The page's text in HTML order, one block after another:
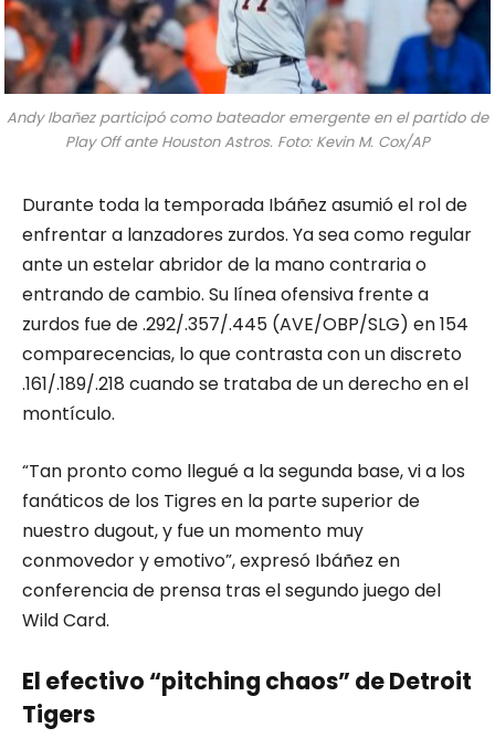
Andy Ibañez participó como bateador emergente en el partido de
Play Off ante Houston Astros. Foto: Kevin M. Cox/AP
Durante toda la temporada Ibáñez asumió el rol de
enfrentar a lanzadores zurdos. Ya sea como regular
ante un estelar abridor de la mano contraria o
entrando de cambio. Su línea ofensiva frente a
zurdos fue de .292/.357/.445 (AVE/OBP/SLG) en 154
comparecencias, lo que contrasta con un discreto
.161/.189/.218 cuando se trataba de un derecho en el
montículo.
“Tan pronto como llegué a la segunda base, vi a los
fanáticos de los Tigres en la parte superior de
nuestro dugout, y fue un momento muy
conmovedor y emotivo”, expresó Ibáñez en
conferencia de prensa tras el segundo juego del
Wild Card.
El efectivo “pitching chaos” de Detroit
Tigers